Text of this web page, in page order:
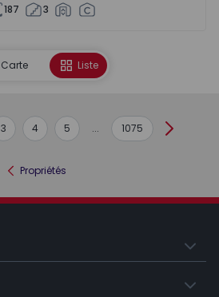
187 3
Carte Liste
3 4 5 ... 1075 Suivant
Propriétés